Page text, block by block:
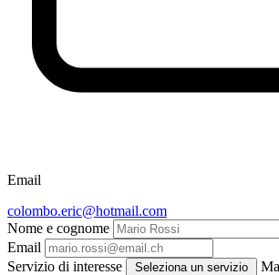
Email
colombo.eric@hotmail.com
Nome e cognome
Email
Servizio di interesse
Seleziona un servizio